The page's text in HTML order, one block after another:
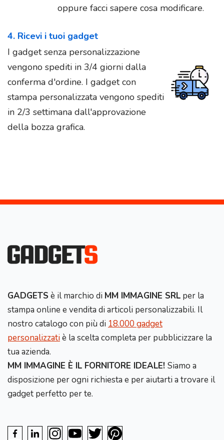
oppure facci sapere cosa modificare.
4. Ricevi i tuoi gadget
I gadget senza personalizzazione
vengono spediti in 3/4 giorni dalla
conferma d'ordine. I gadget con
stampa personalizzata vengono spediti
in 2/3 settimana dall'approvazione
della bozza grafica.
GADGETS è il marchio di MM IMMAGINE SRL per la
stampa online e vendita di articoli personalizzabili. Il
nostro catalogo con più di 18.000 gadget
personalizzatiè la scelta completa per pubblicizzare la
tua azienda.
MM IMMAGINE È IL FORNITORE IDEALE! Siamo a
disposizione per ogni richiesta e per aiutarti a trovare il
gadget perfetto per te.